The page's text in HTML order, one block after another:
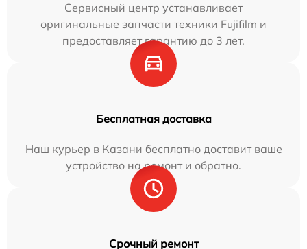
Сервисный центр устанавливает
оригинальные запчасти техники Fujifilm и
предоставляет гарантию до 3 лет.
Бесплатная доставка
Наш курьер в Казани бесплатно доставит ваше
устройство на ремонт и обратно.
Срочный ремонт